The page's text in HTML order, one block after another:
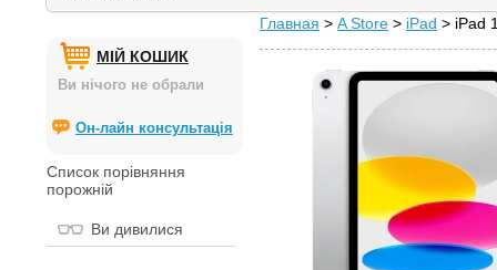
МІЙ КОШИК
Ви нічого не обрали
Он-лайн консультація
Список порівняння
порожній
Ви дивилися
Главная > A Store > iPad > iPad